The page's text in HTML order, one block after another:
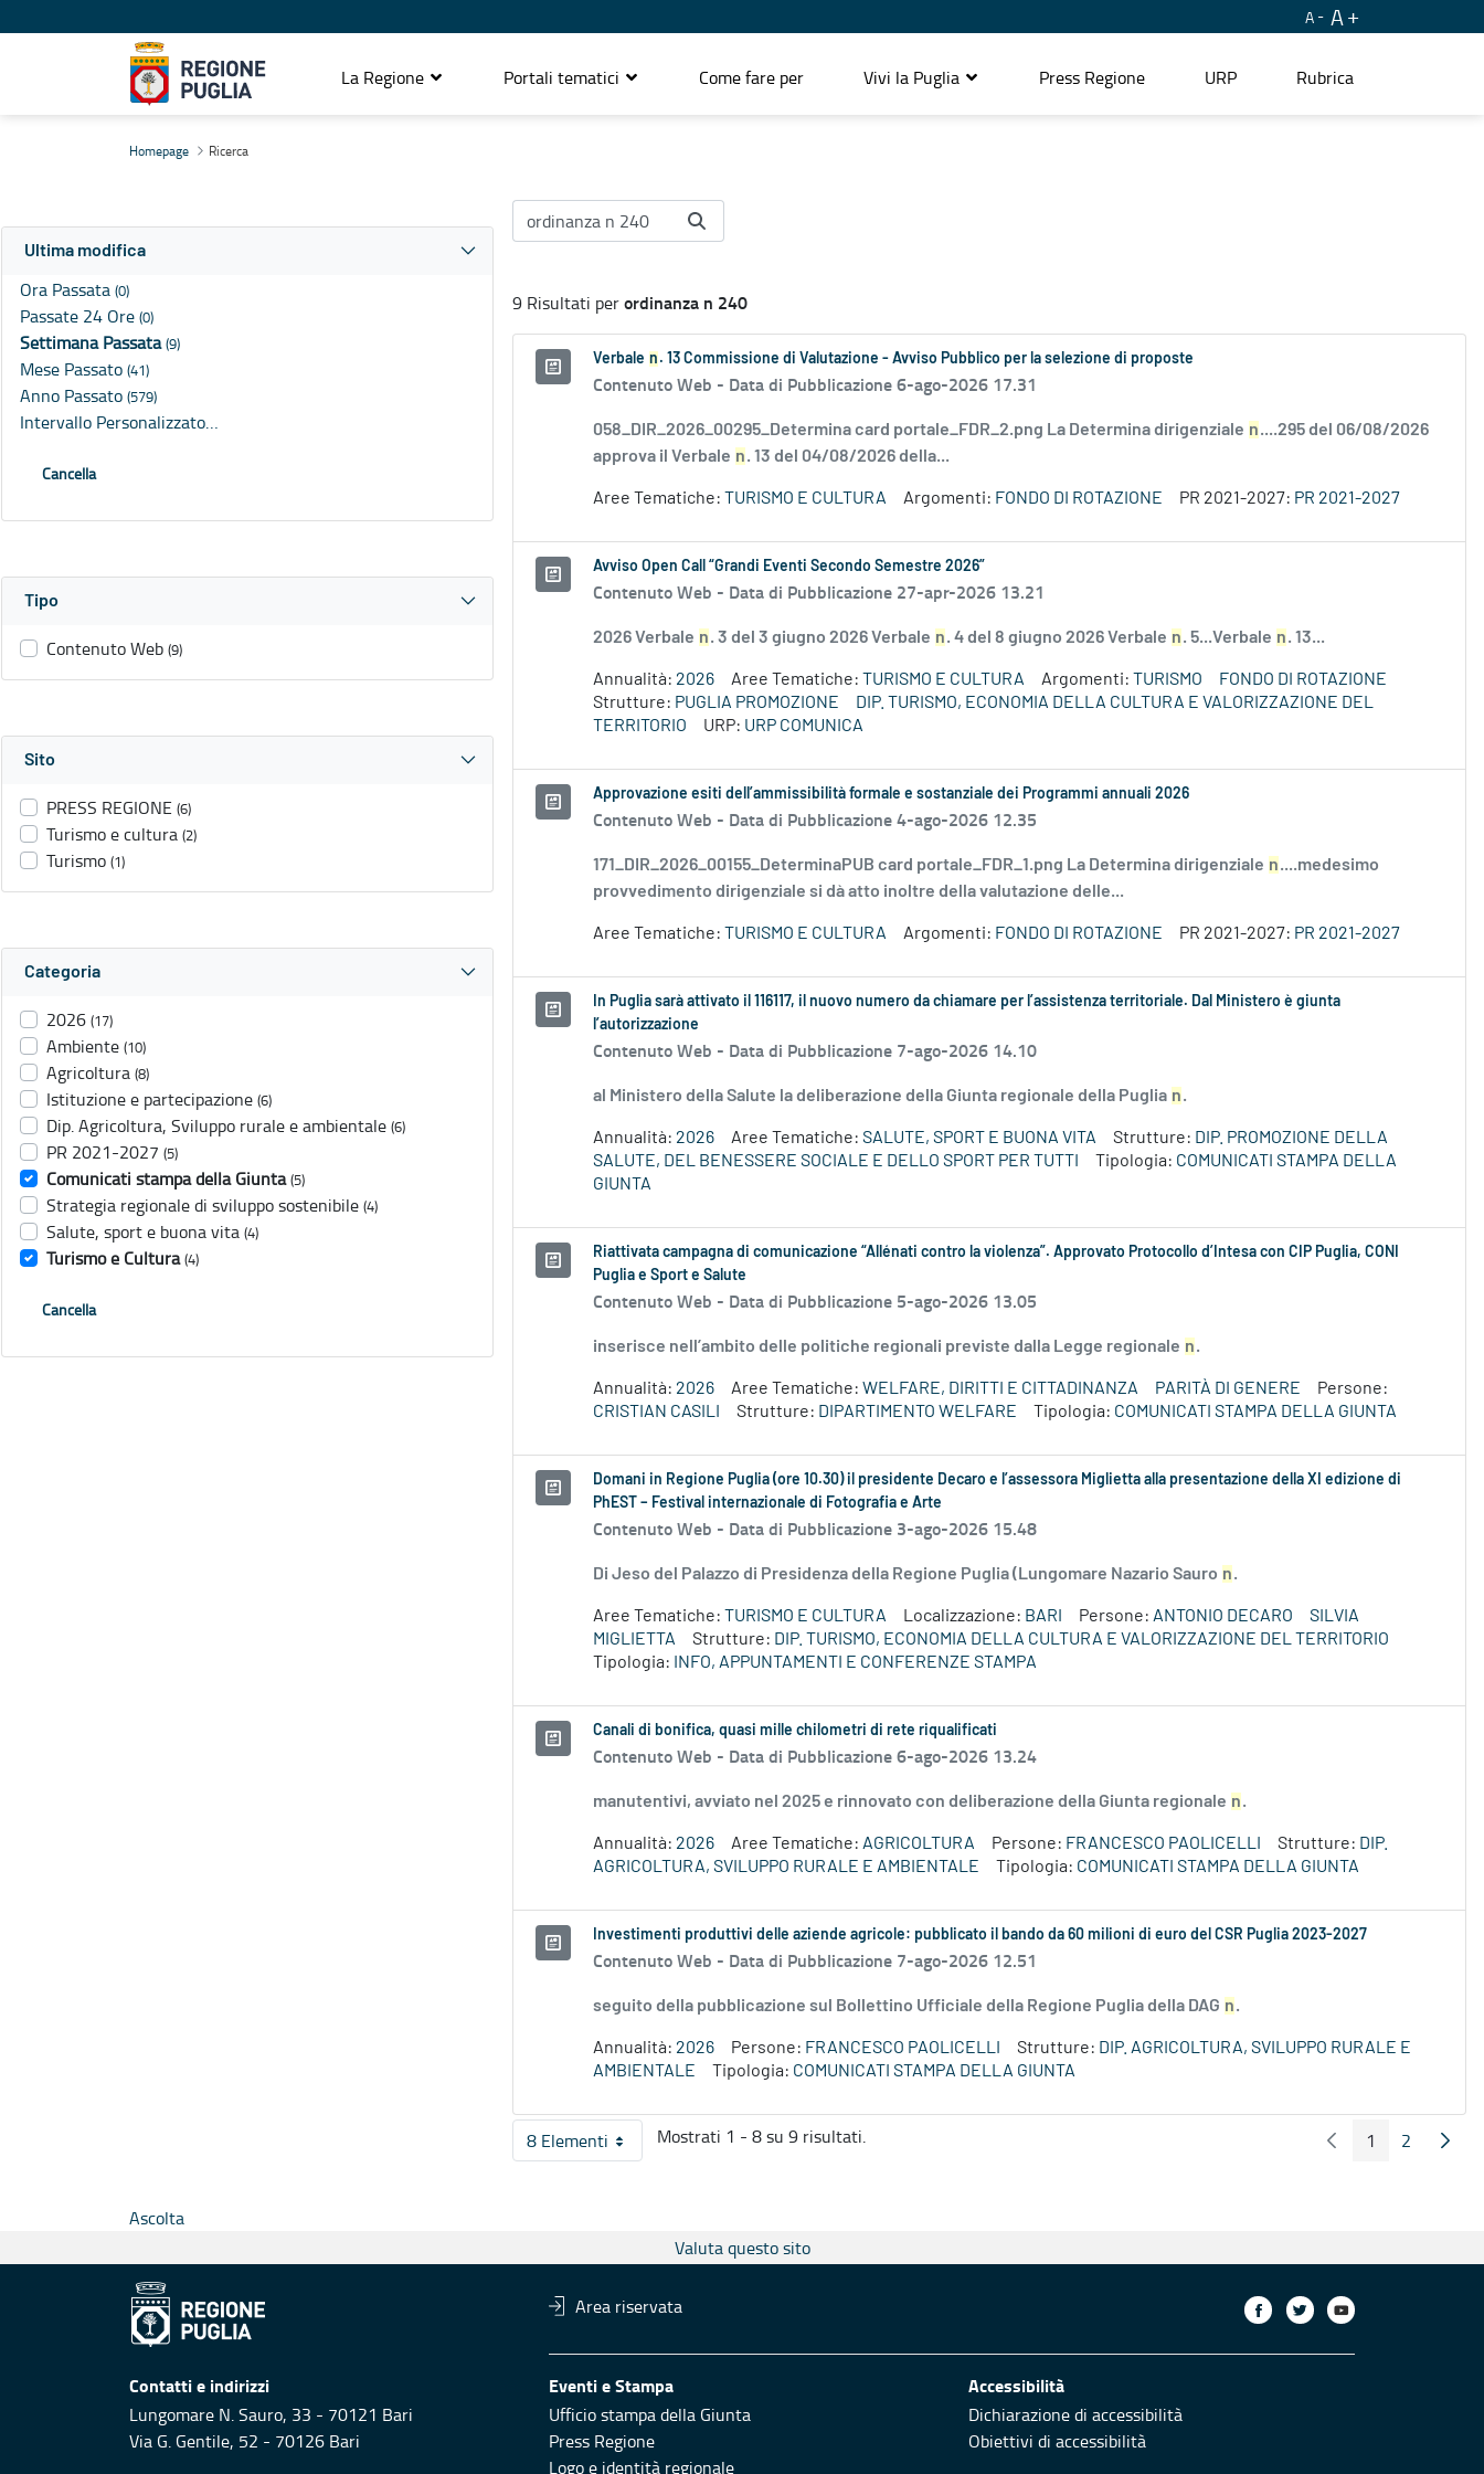
A A
La Regione Portali tematici Come fare per Vivi la Puglia Press Regione URP Rubrica
Homepage Ricerca
Ultima modifica
Ora Passata (0)
Passate 24 Ore (0)
Settimana Passata(9)
Mese Passato (41)
Anno Passato (579)
Intervallo Personalizzato…
Cancella
Tipo
Contenuto Web (9)
Sito
PRESS REGIONE (6)
Turismo e cultura (2)
Turismo (1)
Categoria
2026 (17)
Ambiente (10)
Agricoltura (8)
Istituzione e partecipazione (6)
Dip. Agricoltura, Sviluppo rurale e ambientale (6)
PR 2021-2027 (5)
Comunicati stampa della Giunta (5)
Strategia regionale di sviluppo sostenibile (4)
Salute, sport e buona vita (4)
Turismo e Cultura (4)
Cancella
9 Risultati perordinanza n 240
Verbale n . 13 Commissione di Valutazione - Avviso Pubblico per la selezione di proposte
Contenuto Web - Data di Pubblicazione 6-ago-2026 17.31
058_DIR_2026_00295_Determina card portale_FDR_2.png La Determina dirigenziale n....295 del 06/08/2026
approva il Verbale n. 13 del 04/08/2026 della...
Aree Tematiche: TURISMO E CULTURA Argomenti: FONDO DI ROTAZIONE PR 2021-2027: PR 2021-2027
Avviso Open Call “Grandi Eventi Secondo Semestre 2026”
Contenuto Web - Data di Pubblicazione 27-apr-2026 13.21
2026 Verbale n. 3 del 3 giugno 2026 Verbale n. 4 del 8 giugno 2026 Verbale n. 5...Verbale n. 13...
Annualità: 2026 Aree Tematiche: TURISMO E CULTURA Argomenti: TURISMO
FONDO DI ROTAZIONE
Strutture: PUGLIA PROMOZIONE
DIP. TURISMO, ECONOMIA DELLA CULTURA E VALORIZZAZIONE DEL
TERRITORIO
URP: URP COMUNICA
Approvazione esiti dell’ammissibilità formale e sostanziale dei Programmi annuali 2026
Contenuto Web - Data di Pubblicazione 4-ago-2026 12.35
171_DIR_2026_00155_DeterminaPUB card portale_FDR_1.png La Determina dirigenziale n....medesimo
provvedimento dirigenziale si dà atto inoltre della valutazione delle...
Aree Tematiche: TURISMO E CULTURA Argomenti: FONDO DI ROTAZIONE PR 2021-2027: PR 2021-2027
In Puglia sarà attivato il 116117, il nuovo numero da chiamare per l’assistenza territoriale. Dal Ministero è giunta
l’autorizzazione
Contenuto Web - Data di Pubblicazione 7-ago-2026 14.10
al Ministero della Salute la deliberazione della Giunta regionale della Puglia n.
Annualità: 2026 Aree Tematiche: SALUTE, SPORT E BUONA VITA Strutture: DIP. PROMOZIONE DELLA
SALUTE, DEL BENESSERE SOCIALE E DELLO SPORT PER TUTTI
Tipologia: COMUNICATI STAMPA DELLA
GIUNTA
Riattivata campagna di comunicazione “Allénati contro la violenza”. Approvato Protocollo d’Intesa con CIP Puglia, CONI
Puglia e Sport e Salute
Contenuto Web - Data di Pubblicazione 5-ago-2026 13.05
inserisce nell’ambito delle politiche regionali previste dalla Legge regionale n.
Annualità: 2026 Aree Tematiche: WELFARE, DIRITTI E CITTADINANZA PARITÀ DI GENERE
Persone:
CRISTIAN CASILI
Strutture: DIPARTIMENTO WELFARE Tipologia: COMUNICATI STAMPA DELLA GIUNTA
Domani in Regione Puglia (ore 10.30) il presidente Decaro e l’assessora Miglietta alla presentazione della XI edizione di
PhEST – Festival internazionale di Fotografia e Arte
Contenuto Web - Data di Pubblicazione 3-ago-2026 15.48
Di Jeso del Palazzo di Presidenza della Regione Puglia (Lungomare Nazario Sauro n.
Aree Tematiche: TURISMO E CULTURA Localizzazione: BARI Persone: ANTONIO DECARO
SILVIA
MIGLIETTA
Strutture: DIP. TURISMO, ECONOMIA DELLA CULTURA E VALORIZZAZIONE DEL TERRITORIO
Tipologia:
INFO, APPUNTAMENTI E CONFERENZE STAMPA
Canali di bonifica, quasi mille chilometri di rete riqualificati
Contenuto Web - Data di Pubblicazione 6-ago-2026 13.24
manutentivi, avviato nel 2025 e rinnovato con deliberazione della Giunta regionale n.
Annualità: 2026 Aree Tematiche: AGRICOLTURA Persone: FRANCESCO PAOLICELLI Strutture: DIP.
AGRICOLTURA, SVILUPPO RURALE E AMBIENTALE
Tipologia: COMUNICATI STAMPA DELLA GIUNTA
Investimenti produttivi delle aziende agricole: pubblicato il bando da 60 milioni di euro del CSR Puglia 2023-2027
Contenuto Web - Data di Pubblicazione 7-ago-2026 12.51
seguito della pubblicazione sul Bollettino Ufficiale della Regione Puglia della DAG n.
Annualità: 2026 Persone: FRANCESCO PAOLICELLI Strutture: DIP. AGRICOLTURA, SVILUPPO RURALE E
AMBIENTALE
Tipologia: COMUNICATI STAMPA DELLA GIUNTA
8 ElementiPer pagina
Mostrati 1 - 8 su 9 risultati. Pagina Precedente
Pagina
1 Pagina
2
Ascolta
Valuta questo sito
Area riservata
Contatti e indirizzi
Lungomare N. Sauro, 33 - 70121 Bari
Via G. Gentile, 52 - 70126 Bari
Eventi e Stampa
Ufficio stampa della Giunta
Press Regione
Logo e identità regionale
Accessibilità
Dichiarazione di accessibilità
Obiettivi di accessibilità